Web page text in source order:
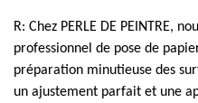
R: Chez PERLE DE PEINTRE,
professionnel de pose de
préparation minutieuse des
un ajustement parfait et une